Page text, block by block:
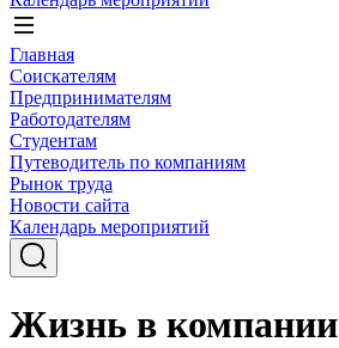
Главная
Соискателям
Предпринимателям
Работодателям
Студентам
Путеводитель по компаниям
Рынок труда
Новости сайта
Календарь мероприятий
Жизнь в компании